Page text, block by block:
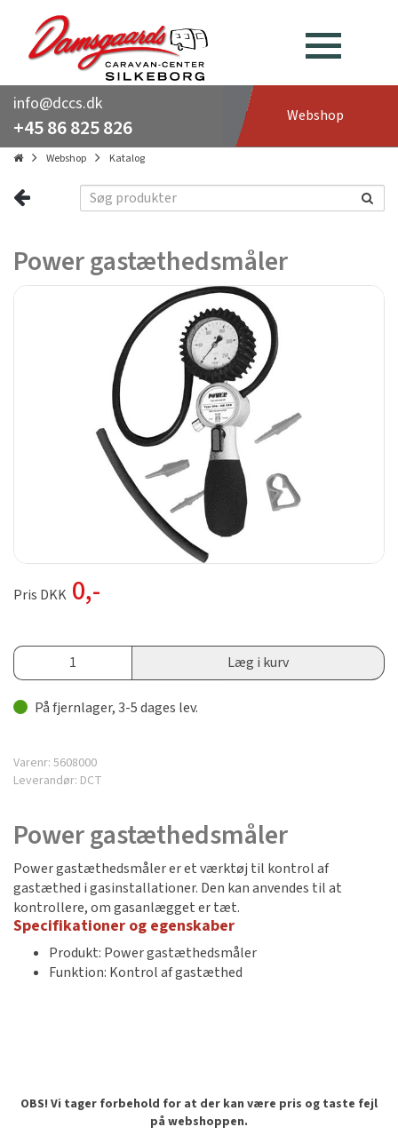
info@dccs.dk
+45 86 825 826 Webshop
Webshop Katalog
Power gastæthedsmåler
Pris DKK 0,-
Læg i kurv
På fjernlager, 3-5 dages lev.
Varenr: 5608000
Leverandør: DCT
Power gastæthedsmåler
Power gastæthedsmåler er et værktøj til kontrol af
gastæthed i gasinstallationer. Den kan anvendes til at
kontrollere, om gasanlægget er tæt.
Specifikationer og egenskaber
Produkt: Power gastæthedsmåler
Funktion: Kontrol af gastæthed
OBS! Vi tager forbehold for at der kan være pris og taste fejl
på webshoppen.